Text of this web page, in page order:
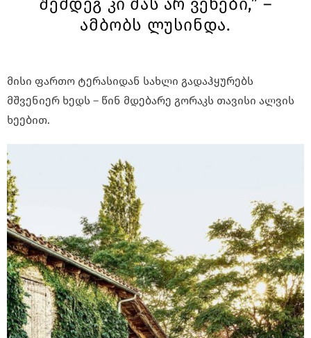
შემდეგ კი მას არ ვეხები,” –
ამბობს ლუსინდა.
მისი ფართო ტერასიდან სახლი გადაჰყურებს
მშვენიერ ხედს – წინ მდებარე გორაკს თავისი ალვის
ხეებით.